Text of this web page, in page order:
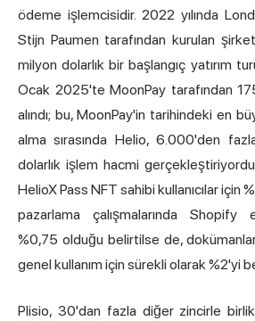
ödeme işlemcisidir. 2022 yılında
Stijn Paumen tarafından kurulan
milyon dolarlık bir başlangıç yatırım
Ocak 2025'te MoonPay tarafından
alındı; bu, MoonPay'in tarihindeki en
alma sırasında Helio, 6.000'den
dolarlık işlem hacmi
HelioX Pass NFT sahibi kullanıcılar için
pazarlama çalışmalarında Shopify
%0,75 olduğu belirtilse de,
genel kullanım için sürekli olarak %2'yi
Plisio, 30'dan fazla diğer zincirle